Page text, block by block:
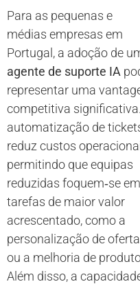
Para as pequenas e
médias empresas em
Portugal, a adoção de
agente de suporte IA
representar uma
competitiva
automatização de
reduz custos
permitindo que equipas
reduzidas foquem‑se em
tarefas de maior valor
acrescentado, como a
personalização de
ou a melhoria de
Além disso, a